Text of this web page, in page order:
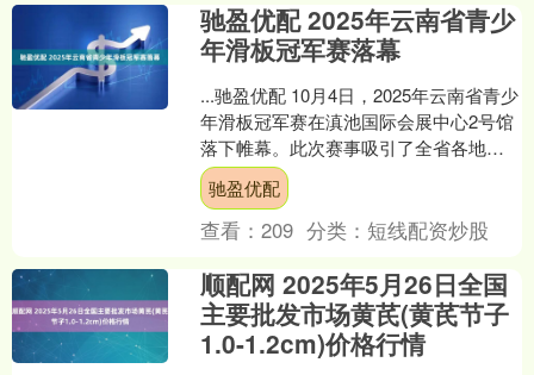
驰盈优配 2025年云南省青少
年滑板冠军赛落幕
...驰盈优配 10月4日，2025年云南省青少
年滑板冠军赛在滇池国际会展中心2号馆
落下帷幕。此次赛事吸引了全省各地众
多青少年滑板爱好者踊跃参与，为滑板
运动在云....
驰盈优配
查看：209 分类： 短线配资炒股
顺配网 2025年5月26日全国
主要批发市场黄芪(黄芪节子
1.0-1.2cm)价格行情